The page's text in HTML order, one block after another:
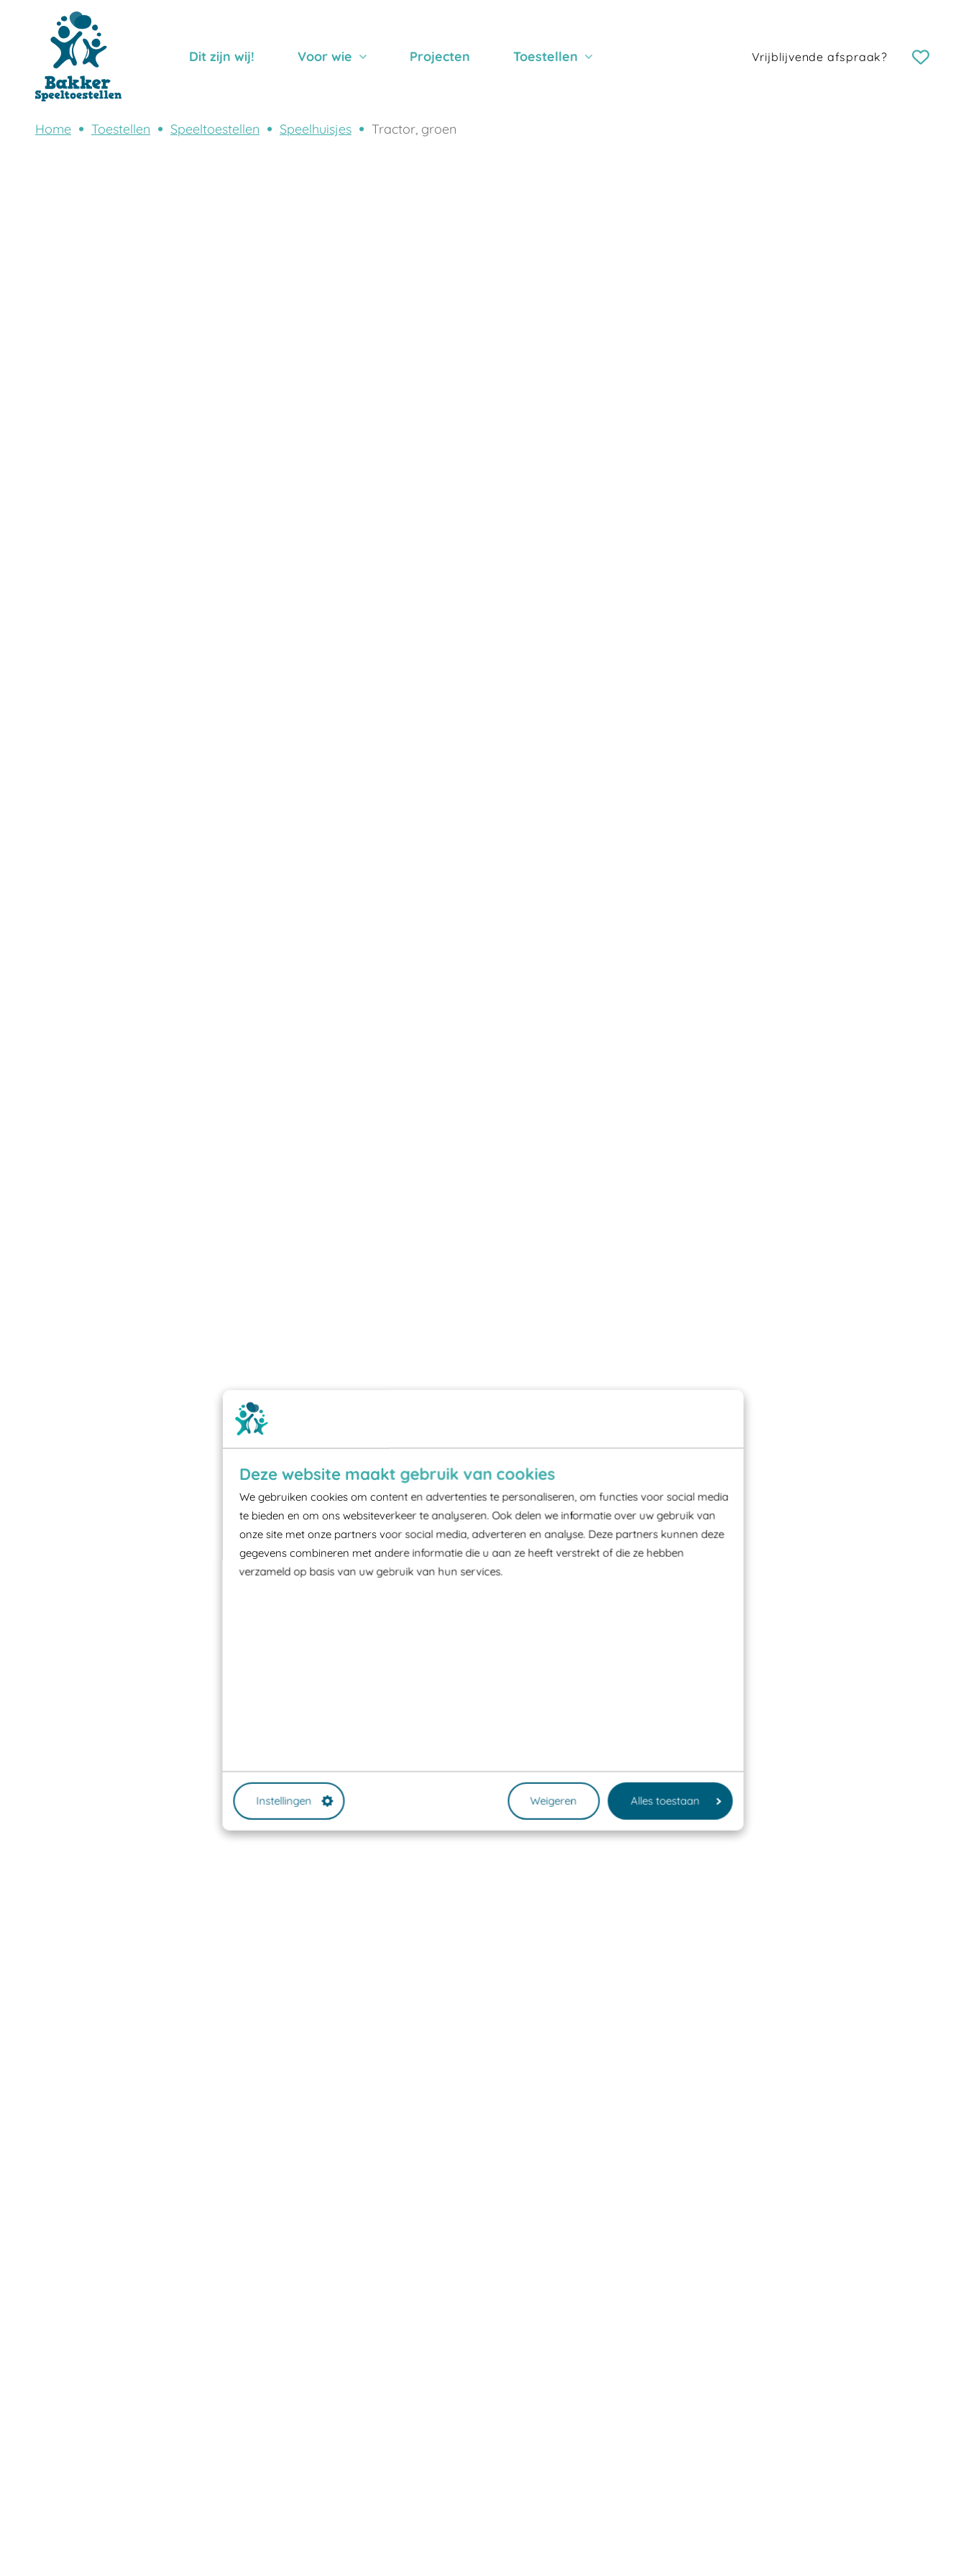
Deze website maakt gebruik van cookies
We gebruiken cookies om content en advertenties te personaliseren, om functies voor social media
te bieden en om ons websiteverkeer te analyseren. Ook delen we informatie over uw gebruik van
onze site met onze partners voor social media, adverteren en analyse. Deze partners kunnen deze
gegevens combineren met andere informatie die u aan ze heeft verstrekt of die ze hebben
verzameld op basis van uw gebruik van hun services.
Instellingen Weigeren Alles toestaan
Dit zijn wij! Voor wie Projecten Toestellen Vrijblijvende afspraak?
Home Toestellen Speeltoestellen Speelhuisjes Tractor, groen